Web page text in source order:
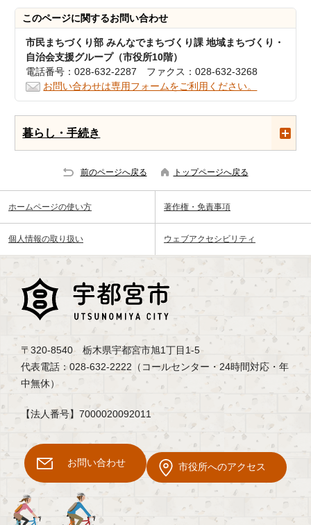
このページに関するお問い合わせ
市民まちづくり部 みんなでまちづくり課 地域まちづくり・
自治会支援グループ（市役所10階）
電話番号：028-632-2287 ファクス：028-632-3268
お問い合わせは専用フォームをご利用ください。
暮らし・手続き
前のページへ戻る トップページへ戻る
ホームページの使い方 著作権・免責事項
個人情報の取り扱い ウェブアクセシビリティ
〒320-8540 栃木県宇都宮市旭1丁目1-5
代表電話：028-632-2222（コールセンター・24時間対応・年
中無休）
【法人番号】7000020092011
お問い合わせ 市役所へのアクセス